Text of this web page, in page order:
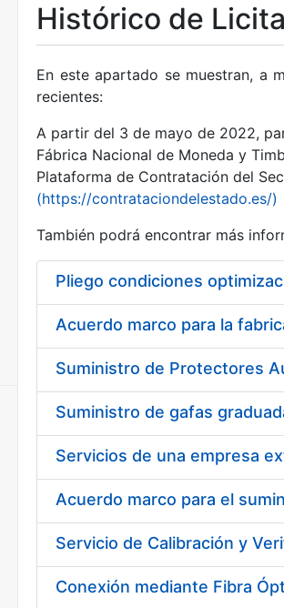
Mostrar/Ocultar
Mostrar/Ocultar
Mostrar/Ocultar
Mostrar/Ocultar
Histórico de
En este apartado se muestran, a
recientes:
A partir del 3 de mayo de 2022,
Fábrica Nacional de Moneda y
Plataforma de Contratación del
(https://contrataciondelestado.es/)
También podrá encontrar más
Pliego condiciones
Acuerdo marco para la
Acuerdo marco para el